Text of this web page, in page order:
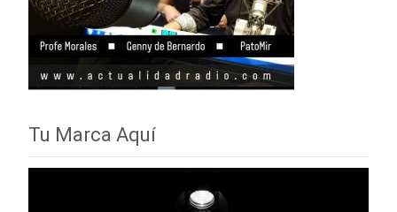
Tu Marca Aquí